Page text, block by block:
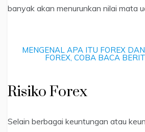
banyak akan menurunkan nilai mata
MENGENAL APA ITU FOREX
FOREX, COBA BACA
Risiko Forex
Selain berbagai keuntungan atau